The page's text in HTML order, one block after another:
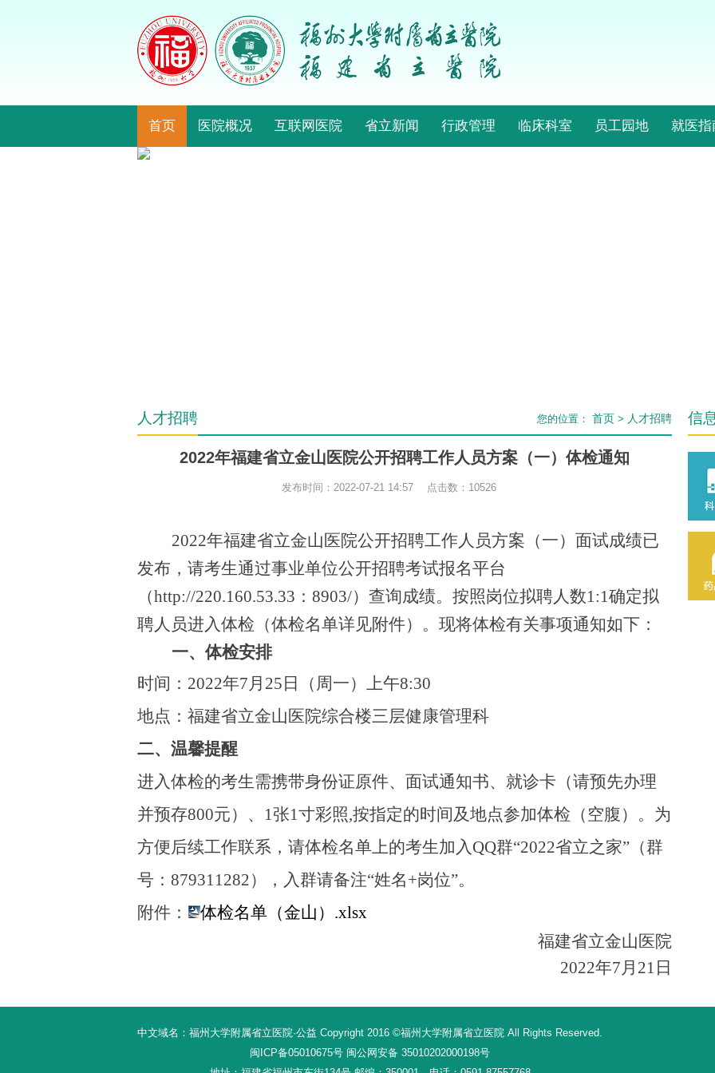
首页 医院概况 互联网医院 省立新闻 行政管理 临床科室 员工园地 就医指
人才招聘 您的位置： 首页 > 人才招聘
2022年福建省立金山医院公开招聘工作人员方案（一）体检通知
发布时间：2022-07-21 14:57 点击数： 10526
2022年福建省立金山 医院公开招聘工作人员方案（一） 面试成绩已
发布，请考生通过事业单位公开招聘考试报名平台
（http://220.160.53.33 ： 8903/）查询成绩。按照岗位拟聘人数1:1确定拟
聘人员进入体检 （体检名单详见附件） 。现将体检有关事项通知如下：
一、体检安排
时间： 2022年7月25日（周一）上午8:30
地点：福建省立金山医院综合楼三层健康管理科
二、温馨提醒
进入体检的考生需携带身份证原件、面试通知书、就诊卡（请预先办理
并预存800元）、 1张1寸彩照,按指定的时间及地点参加体检（空腹）。为
方便后续工作联系，请体检名单上的考生加入QQ群“2022省立之家”（群
号：879311282），入群请备注“姓名+岗位”。
附件：
体检名单（金山）.xlsx
福建省立金山医院
2022年7月21日
信
中文域名：福州大学附属省立医院·公益 Copyright 2016 ©福州大学附属省立医院 All Rights Reserved.
闽ICP备05010675号 闽公网安备 35010202000198号